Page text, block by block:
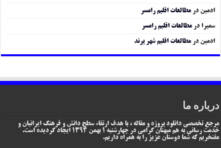
ادمین درمطالعات اقلیم رامسر
سمیرا درمطالعات اقلیم رامسر
ادمین درمطالعات اقلیم شهر پرند
درباره ما
مرجع تخصصی دانلود پروژه و مقاله ، با هدف ارتقاء سطح دانش و فرهنگ ایرانیان و
خدمت رسانی به هم میهنان گرامی در چهارشنبه 1 بهمن 1394 ایجاد گردیده است.
مفتخریم که شما دوستان عزیز را به همراه داریم.